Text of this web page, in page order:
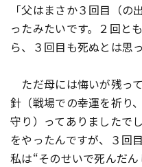
「父はまさか３回目（
ったみたいです。２回と
ら、３回目も死ぬとは思
ただ母には悔いが残っ
針（戦場での幸運を祈り
守り）ってありましたで
をやったんですが、３回
私は“そのせいで死んだ